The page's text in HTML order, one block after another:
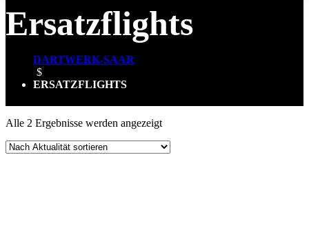
Ersatzflights
DARTWERK-SAAR
$
ERSATZFLIGHTS
Alle 2 Ergebnisse werden angezeigtNach
sortiert